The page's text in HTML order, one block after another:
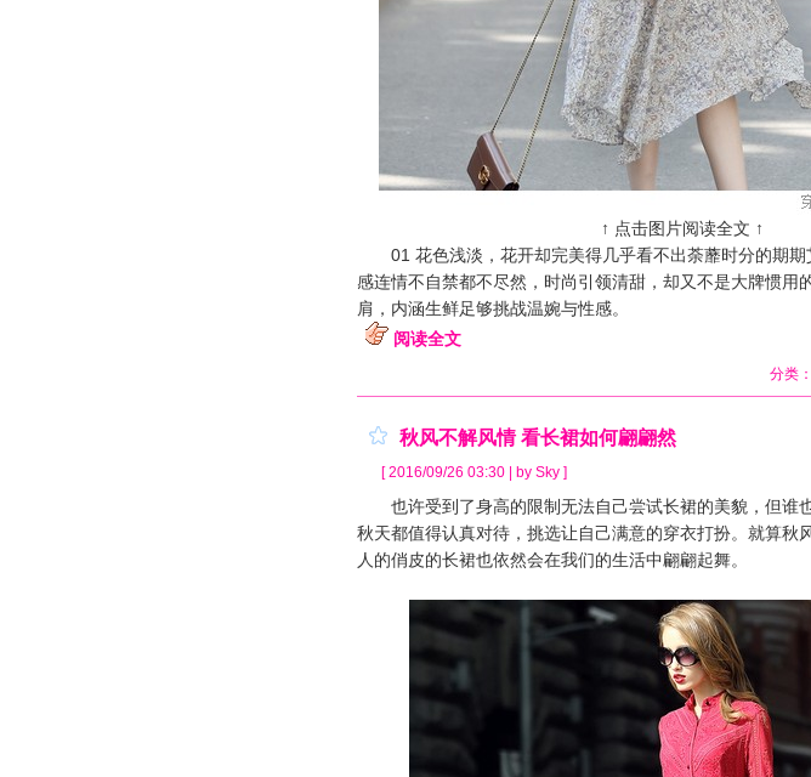
↑ 点击图片阅读全文 ↑
01 花色浅淡，花开却完美得几乎看不出荼蘼时分的期期
感连情不自禁都不尽然，时尚引领清甜，却又不是大牌惯用
肩，内涵生鲜足够挑战温婉与性感。
阅读全文
分类：
秋风不解风情 看长裙如何翩翩然
[ 2016/09/26 03:30 | by Sky ]
也许受到了身高的限制无法自己尝试长裙的美貌，但谁
秋天都值得认真对待，挑选让自己满意的穿衣打扮。就算秋
人的俏皮的长裙也依然会在我们的生活中翩翩起舞。